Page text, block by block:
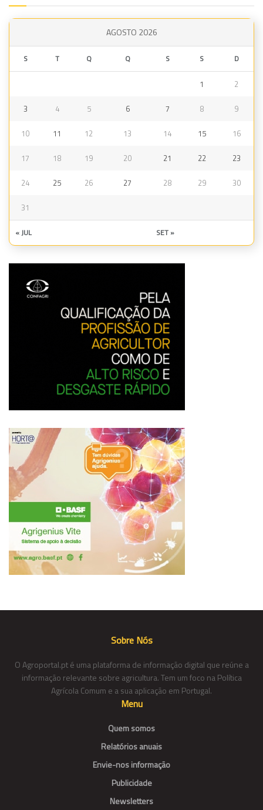
AGOSTO 2026
S T Q Q S S D
1 2
3 4 5 6 7 8 9
10 11 12 13 14 15 16
17 18 19 20 21 22 23
24 25 26 27 28 29 30
31
« JUL SET »
Sobre Nós
O Agroportal.pt é uma plataforma de informação digital que reúne a
informação relevante sobre agricultura. Tem um foco na Política
Agrícola Comum e a sua aplicação em Portugal.
Menu
Quem somos
Relatórios anuais
Envie-nos informação
Publicidade
Newsletters